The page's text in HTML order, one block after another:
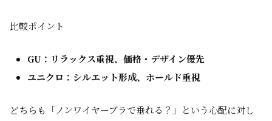
比較ポイント
GU：リラックス重視、価格・デザイン優先
ユニクロ：シルエット形成、ホールド重視
どちらも「ノンワイヤーブラで垂れる？」という心配に対し